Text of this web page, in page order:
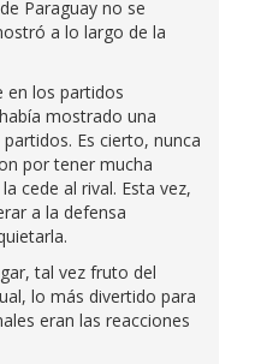
Paraguay no se
a lo largo de la
en los partidos
mostrado una
Es cierto, nunca
por tener mucha
cede al rival. Esta vez,
a la defensa
tal vez fruto del
lo más divertido para
eran las reacciones